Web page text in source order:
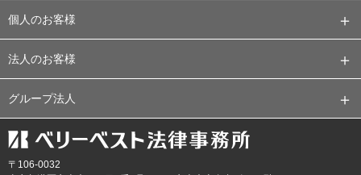
個人のお客様
法人のお客様
グループ法人
〒106-0032